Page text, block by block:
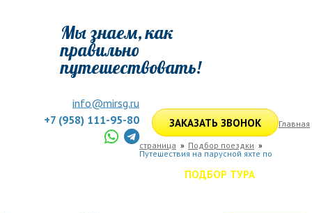
Мы знаем, как
правильно
путешествовать!
info@mirsg.ru
+7 (958) 111-95-80
ЗАКАЗАТЬ ЗВОНОК
ПОДБОР ТУРА
Главная
страница
Подбор поездки
Путешествия на парусной яхте по